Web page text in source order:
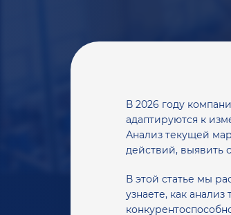
В 2026 году
адаптируются к
Анализ текущей
действий, выявить
В этой статье мы
узнаете, как